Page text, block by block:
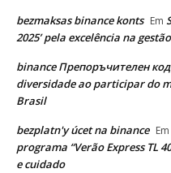
bezmaksas binance konts Em
2025’ pela excelência na
binance Препоръчителен код
diversidade ao participar do
Brasil
bezplatn'y úcet na binance Em
programa “Verão Express TL
e cuidado